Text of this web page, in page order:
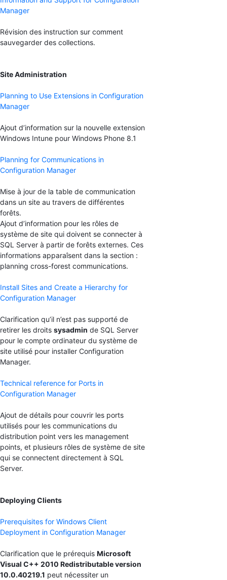
Manager
Révision des instruction sur comment
sauvegarder des collections.
Site Administration
Planning to Use Extensions in Configuration
Manager
Ajout d’information sur la nouvelle extension
Windows Intune pour Windows Phone 8.1
Planning for Communications in
Configuration Manager
Mise à jour de la table de communication
dans un site au travers de différentes
forêts.
Ajout d’information pour les rôles de
système de site qui doivent se connecter à
SQL Server à partir de forêts externes. Ces
informations apparaîsent dans la section :
planning cross-forest communications.
Install Sites and Create a Hierarchy for
Configuration Manager
Clarification qu’il n’est pas supporté de
retirer les droits sysadmin de SQL Server
pour le compte ordinateur du système de
site utilisé pour installer Configuration
Manager.
Technical reference for Ports in
Configuration Manager
Ajout de détails pour couvrir les ports
utilisés pour les communications du
distribution point vers les management
points, et plusieurs rôles de système de site
qui se connectent directement à SQL
Server.
Deploying Clients
Prerequisites for Windows Client
Deployment in Configuration Manager
Clarification que le prérequis Microsoft
Visual C++ 2010 Redistributable version
10.0.40219.1 peut nécessiter un